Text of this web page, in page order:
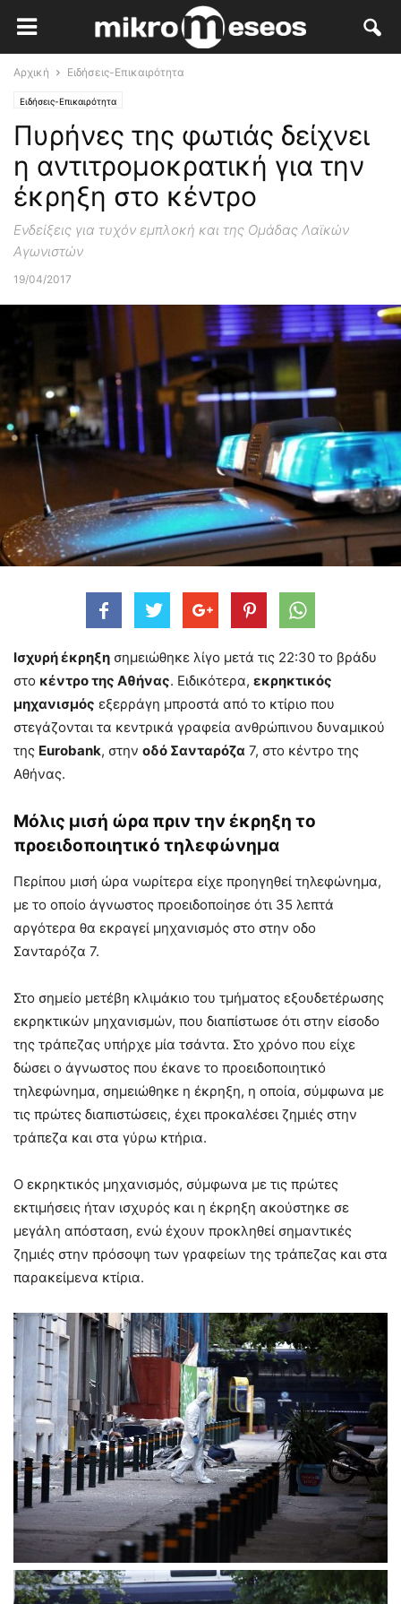
Αρχική Ειδήσεις-Επικαιρότητα
Ειδήσεις-Επικαιρότητα
Πυρήνες της φωτιάς δείχνει
η αντιτρομοκρατική για την
έκρηξη στο κέντρο
Ενδείξεις για τυχόν εμπλοκή και της Ομάδας Λαϊκών
Αγωνιστών
19/04/2017
Ισχυρή έκρηξη σημειώθηκε λίγο μετά τις 22:30 το βράδυ
στο κέντρο της Αθήνας. Ειδικότερα, εκρηκτικός
μηχανισμός εξερράγη μπροστά από το κτίριο που
στεγάζονται τα κεντρικά γραφεία ανθρώπινου δυναμικού
της Eurobank, στην οδό Σανταρόζα 7, στο κέντρο της
Αθήνας.
Μόλις μισή ώρα πριν την έκρηξη το
προειδοποιητικό τηλεφώνημα
Περίπου μισή ώρα νωρίτερα είχε προηγηθεί τηλεφώνημα,
με το οποίο άγνωστος προειδοποίησε ότι 35 λεπτά
αργότερα θα εκραγεί μηχανισμός στο στην οδο
Σανταρόζα 7.
Στο σημείο μετέβη κλιμάκιο του τμήματος εξουδετέρωσης
εκρηκτικών μηχανισμών, που διαπίστωσε ότι στην είσοδο
της τράπεζας υπήρχε μία τσάντα. Στο χρόνο που είχε
δώσει ο άγνωστος που έκανε το προειδοποιητικό
τηλεφώνημα, σημειώθηκε η έκρηξη, η οποία, σύμφωνα με
τις πρώτες διαπιστώσεις, έχει προκαλέσει ζημιές στην
τράπεζα και στα γύρω κτήρια.
Ο εκρηκτικός μηχανισμός, σύμφωνα με τις πρώτες
εκτιμήσεις ήταν ισχυρός και η έκρηξη ακούστηκε σε
μεγάλη απόσταση, ενώ έχουν προκληθεί σημαντικές
ζημιές στην πρόσοψη των γραφείων της τράπεζας και στα
παρακείμενα κτίρια.